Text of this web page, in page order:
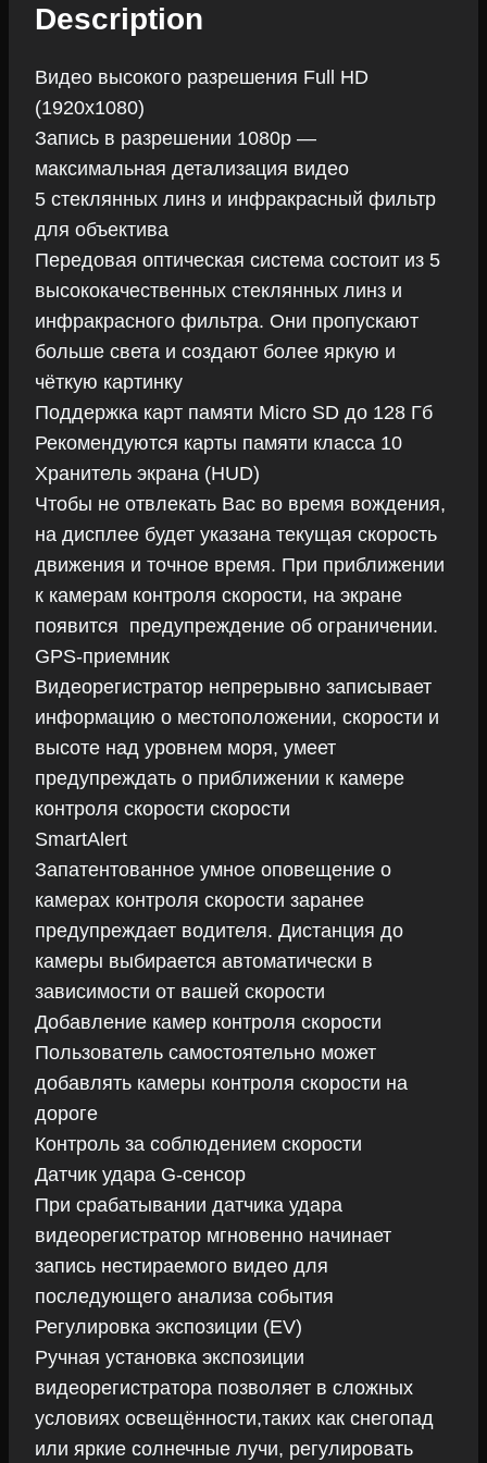
Description
Видео высокого разрешения Full HD
(1920х1080)
Запись в разрешении 1080p —
максимальная детализация видео
5 стеклянных линз и инфракрасный фильтр
для объектива
Передовая оптическая система состоит из 5
высококачественных стеклянных линз и
инфракрасного фильтра. Они пропускают
больше света и создают более яркую и
чёткую картинку
Поддержка карт памяти Micro SD до 128 Гб
Рекомендуются карты памяти класса 10
Хранитель экрана (HUD)
Чтобы не отвлекать Вас во время вождения,
на дисплее будет указана текущая скорость
движения и точное время. При приближении
к камерам контроля скорости, на экране
появится предупреждение об ограничении.
GPS-приемник
Видеорегистратор непрерывно записывает
информацию о местоположении, скорости и
высоте над уровнем моря, умеет
предупреждать о приближении к камере
контроля скорости скорости
SmartAlert
Запатентованное умное оповещение о
камерах контроля скорости заранее
предупреждает водителя. Дистанция до
камеры выбирается автоматически в
зависимости от вашей скорости
Добавление камер контроля скорости
Пользователь самостоятельно может
добавлять камеры контроля скорости на
дороге
Контроль за соблюдением скорости
Датчик удара G-сенсор
При срабатывании датчика удара
видеорегистратор мгновенно начинает
запись нестираемого видео для
последующего анализа события
Регулировка экспозиции (EV)
Ручная установка экспозиции
видеорегистратора позволяет в сложных
условиях освещённости,таких как снегопад
или яркие солнечные лучи, регулировать